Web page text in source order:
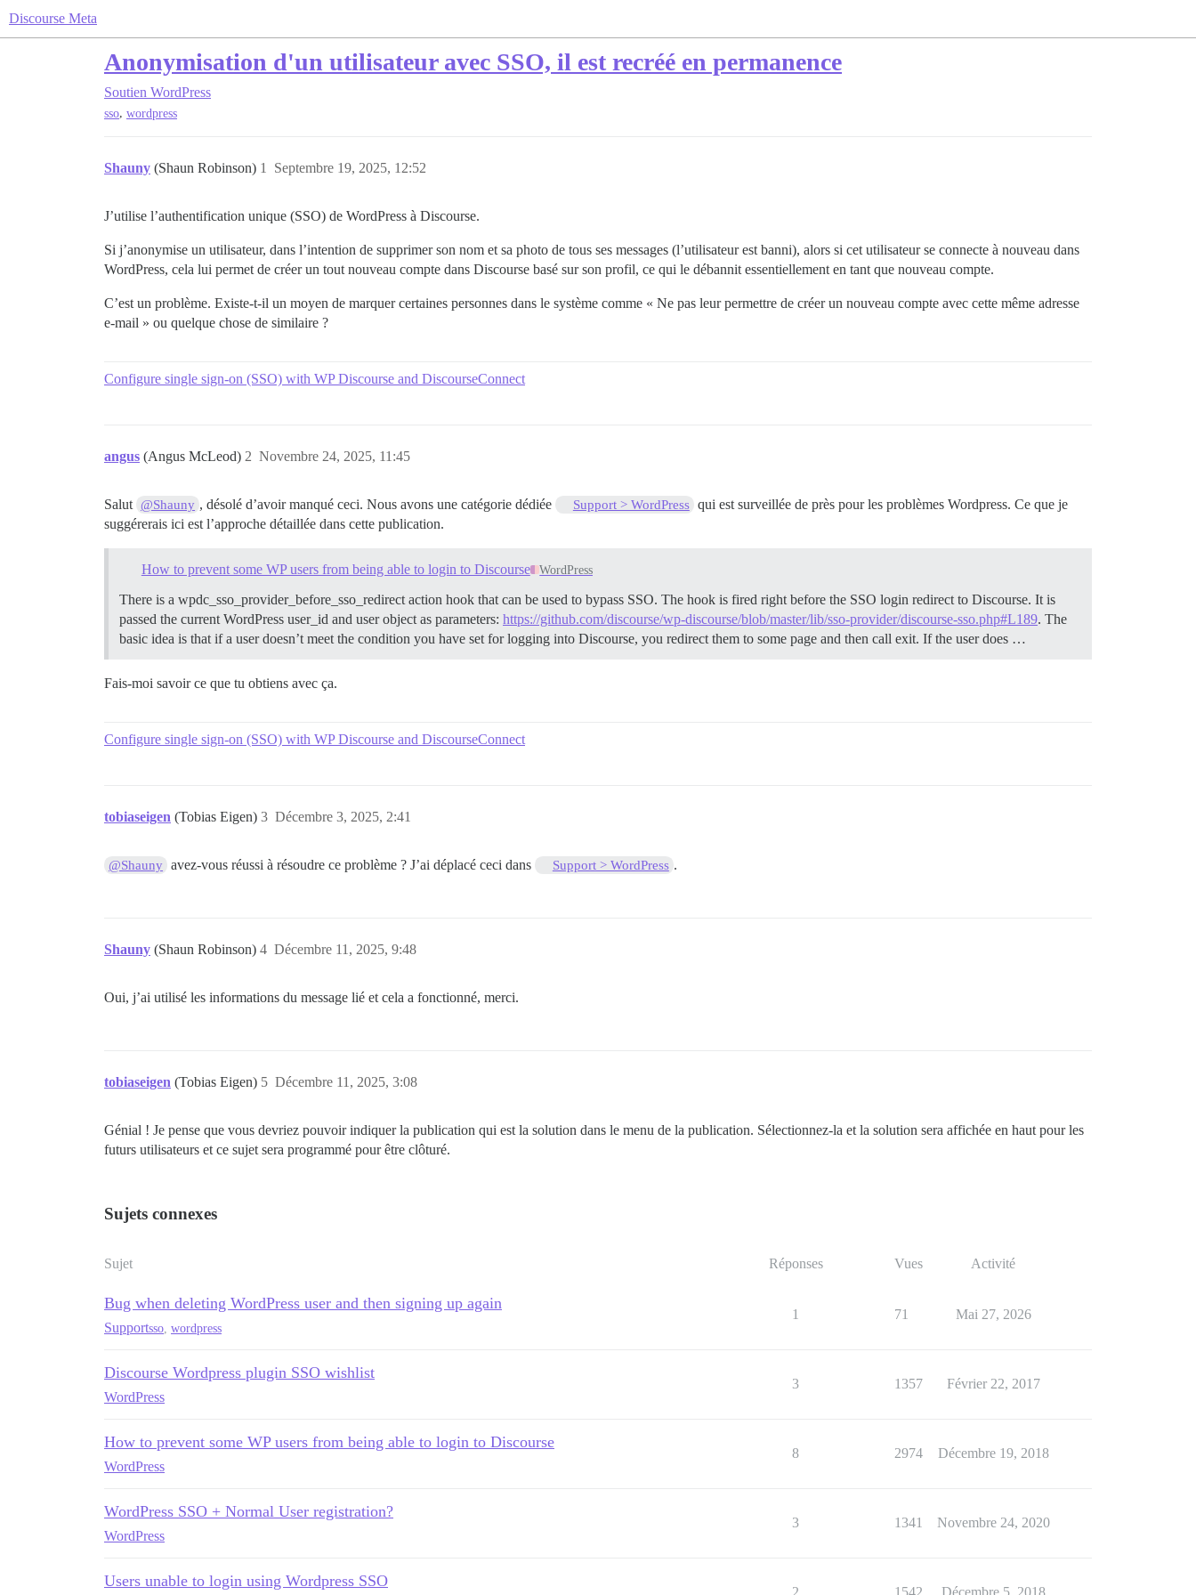
Discourse Meta
Anonymisation d'un utilisateur avec SSO, il est recréé en permanence
Soutien WordPress
sso, wordpress
Shauny (Shaun Robinson) Septembre 19, 2025, 12:52
1
J’utilise l’authentification unique (SSO) de WordPress à Discourse.
Si j’anonymise un utilisateur, dans l’intention de supprimer son nom et sa photo de tous ses messages (l’utilisateur est banni), alors si cet utilisateur se connecte à nouveau dans
WordPress, cela lui permet de créer un tout nouveau compte dans Discourse basé sur son profil, ce qui le débannit essentiellement en tant que nouveau compte.
C’est un problème. Existe-t-il un moyen de marquer certaines personnes dans le système comme « Ne pas leur permettre de créer un nouveau compte avec cette même adresse
e-mail » ou quelque chose de similaire ?
Configure single sign-on (SSO) with WP Discourse and DiscourseConnect
angus (Angus McLeod) Novembre 24, 2025, 11:45
2
Salut @Shauny , désolé d’avoir manqué ceci. Nous avons une catégorie dédiée Support > WordPress qui est surveillée de près pour les problèmes Wordpress. Ce que je
suggérerais ici est l’approche détaillée dans cette publication.
How to prevent some WP users from being able to login to Discourse WordPress
There is a wpdc_sso_provider_before_sso_redirect action hook that can be used to bypass SSO. The hook is fired right before the SSO login redirect to Discourse. It is
passed the current WordPress user_id and user object as parameters: https://github.com/discourse/wp-discourse/blob/master/lib/sso-provider/discourse-sso.php#L189. The
basic idea is that if a user doesn’t meet the condition you have set for logging into Discourse, you redirect them to some page and then call exit. If the user does …
Fais-moi savoir ce que tu obtiens avec ça.
Configure single sign-on (SSO) with WP Discourse and DiscourseConnect
tobiaseigen (Tobias Eigen) Décembre 3, 2025, 2:41
3
@Shauny avez-vous réussi à résoudre ce problème ? J’ai déplacé ceci dans Support > WordPress .
Shauny (Shaun Robinson) Décembre 11, 2025, 9:48
4
Oui, j’ai utilisé les informations du message lié et cela a fonctionné, merci.
tobiaseigen (Tobias Eigen) Décembre 11, 2025, 3:08
5
Génial ! Je pense que vous devriez pouvoir indiquer la publication qui est la solution dans le menu de la publication. Sélectionnez-la et la solution sera affichée en haut pour les
futurs utilisateurs et ce sujet sera programmé pour être clôturé.
Sujets connexes
Sujet Réponses Vues Activité
Bug when deleting WordPress user and then signing up again
Supportsso wordpress
1 71 Mai 27, 2026
Discourse Wordpress plugin SSO wishlist
WordPress
3 1357 Février 22, 2017
How to prevent some WP users from being able to login to Discourse
WordPress
8 2974 Décembre 19, 2018
WordPress SSO + Normal User registration?
WordPress
3 1341 Novembre 24, 2020
Users unable to login using Wordpress SSO